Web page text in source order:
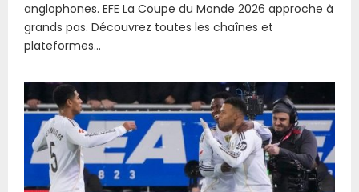
anglophones. EFE La Coupe du Monde 2026 approche à
grands pas. Découvrez toutes les chaînes et
plateformes...